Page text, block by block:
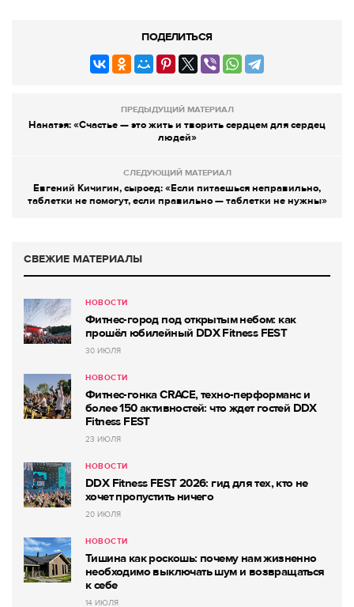
ПОДЕЛИТЬСЯ
ПРЕДЫДУЩИЙ МАТЕРИАЛ
Нанатэя: «Счастье — это жить и творить сердцем для сердец
людей»
СЛЕДУЮЩИЙ МАТЕРИАЛ
Евгений Кичигин, сыроед: «Если питаешься неправильно,
таблетки не помогут, если правильно — таблетки не нужны»
СВЕЖИЕ МАТЕРИАЛЫ
НОВОСТИ
Фитнес-город под открытым небом: как
прошёл юбилейный DDX Fitness FEST
30 ИЮЛЯ
НОВОСТИ
Фитнес-гонка CRACE, техно-перформанс и
более 150 активностей: что ждет гостей DDX
Fitness FEST
23 ИЮЛЯ
НОВОСТИ
DDX Fitness FEST 2026: гид для тех, кто не
хочет пропустить ничего
20 ИЮЛЯ
НОВОСТИ
Тишина как роскошь: почему нам жизненно
необходимо выключать шум и возвращаться
к себе
14 ИЮЛЯ